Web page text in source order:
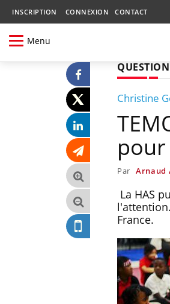
INSCRIPTION CONNEXION CONTACT
Menu
Christine
Par Arnaud
La HAS
France.